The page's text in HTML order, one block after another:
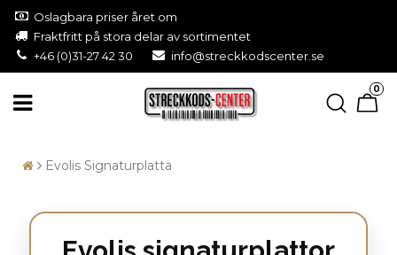
Oslagbara priser året om
Fraktfritt på stora delar av sortimentet
+46 (0)31-27 42 30
info@streckkodscenter.se
0
Evolis Signaturplatta